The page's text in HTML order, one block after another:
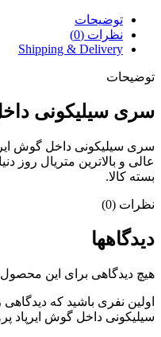
توضیحات
نظرات (0)
Shipping & Delivery
توضیحات
سری سیلیکونی
سری سیلیکونی داخل گوش
بسته کالا.
نظرات (0)
دیدگاهها
هیچ دیدگاهی برای این
اولین نفری باشید که
سیلیکونی داخل گوش ایرپاد